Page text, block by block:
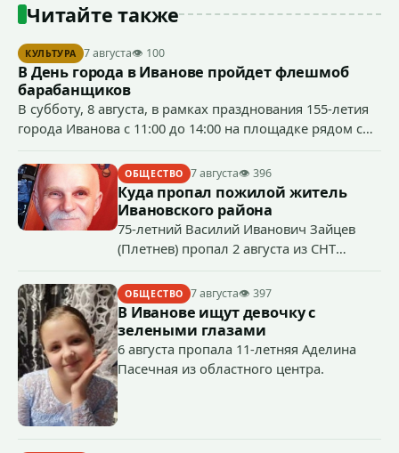
Читайте также
КУЛЬТУРА 7 августа👁 100
В День города в Иванове пройдет флешмоб
барабанщиков
В субботу, 8 августа, в рамках празднования 155-летия
города Иванова с 11:00 до 14:00 на площадке рядом с
Шереметевский, д. 85) будет работать музыкальная
площадка.
ОБЩЕСТВО 7 августа👁 396
Куда пропал пожилой житель
Ивановского района
75-летний Василий Иванович Зайцев
(Плетнев) пропал 2 августа из СНТ
ОБЩЕСТВО 7 августа👁 397
В Иванове ищут девочку с
зелеными глазами
6 августа пропала 11-летняя Аделина
Пасечная из областного центра.